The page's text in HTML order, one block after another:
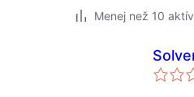
Menej než 10